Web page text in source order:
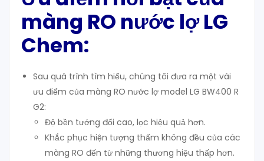
màng RO nước lợ LG
Chem:
Sau quá trình tìm hiểu, chúng tôi đưa ra một vài
ưu điểm của màng RO nước lợ model LG BW400 R
G2:
Độ bền tướng đối cao, lọc hiệu quả hơn.
Khắc phục hiện tượng thấm không đều của các
màng RO đến từ những thương hiệu thấp hơn.